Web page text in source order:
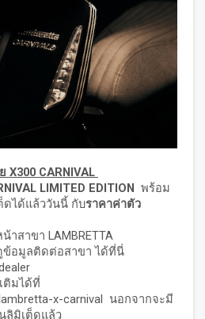
X300 CARNIVAL
LIMITED EDITION พร้อม
ดได้แล้ววันนี้ กับราคาค่าตัว
สาขา LAMBRETTA
ข้อมูลติดต่อสาขา ได้ที่นี่
ติมได้ที่
x-carnival นอกจากจะมี
ลิมิเต็ดแล้ว